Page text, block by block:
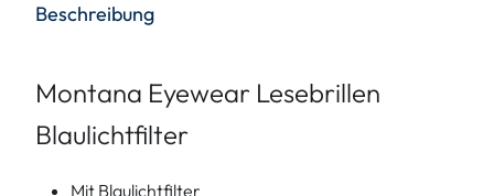
Beschreibung
Montana Eyewear Lesebrillen
Blaulichtfilter
Mit Blaulichtfilter